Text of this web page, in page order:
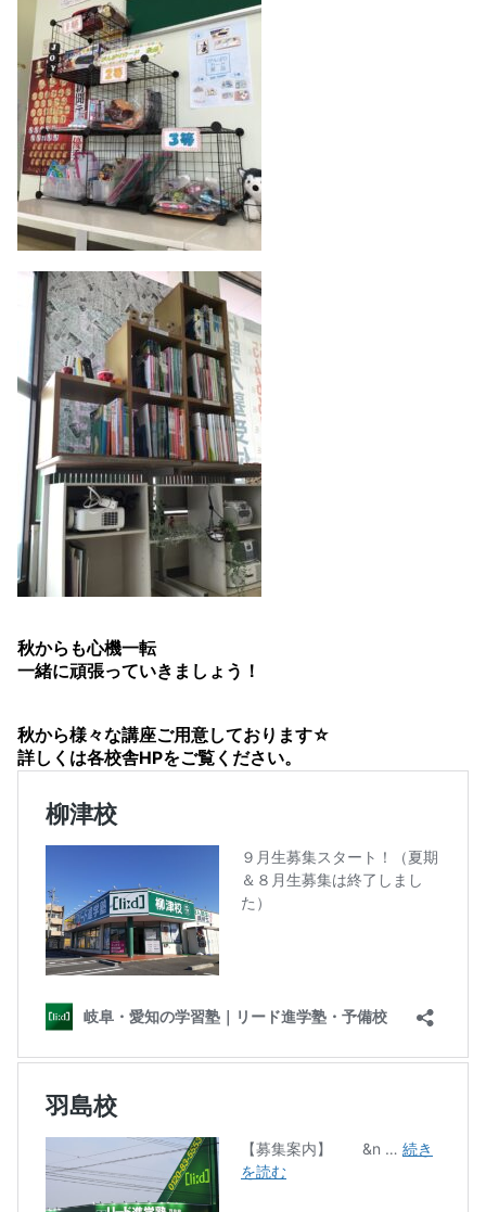
秋からも心機一転
一緒に頑張っていきましょう！
秋から様々な講座ご用意しております☆
詳しくは各校舎HPをご覧ください。